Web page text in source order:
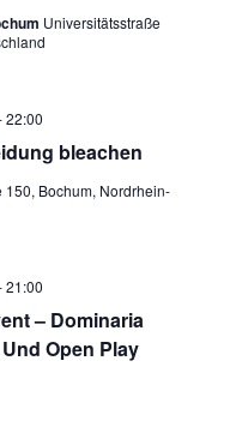
Universitätsstraße
bleachen
22:00
150, Bochum, Nordrhein-
– Dominaria
Open Play
21:00